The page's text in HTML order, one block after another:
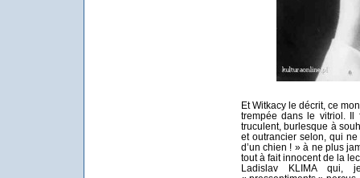
Et Witkacy le décrit, ce
trempée dans le vitriol. Il
truculent, burlesque à
et outrancier selon, qui
d’un chien ! » à ne plus
tout à fait innocent de la
Ladislav KLIMA qui,